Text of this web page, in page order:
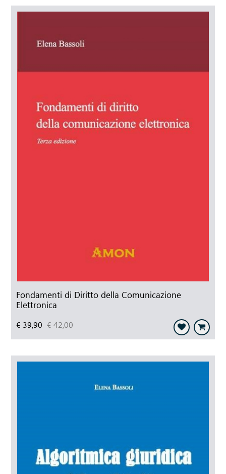
Fondamenti di Diritto della Comunicazione
Elettronica
€ 39,90 € 42,00